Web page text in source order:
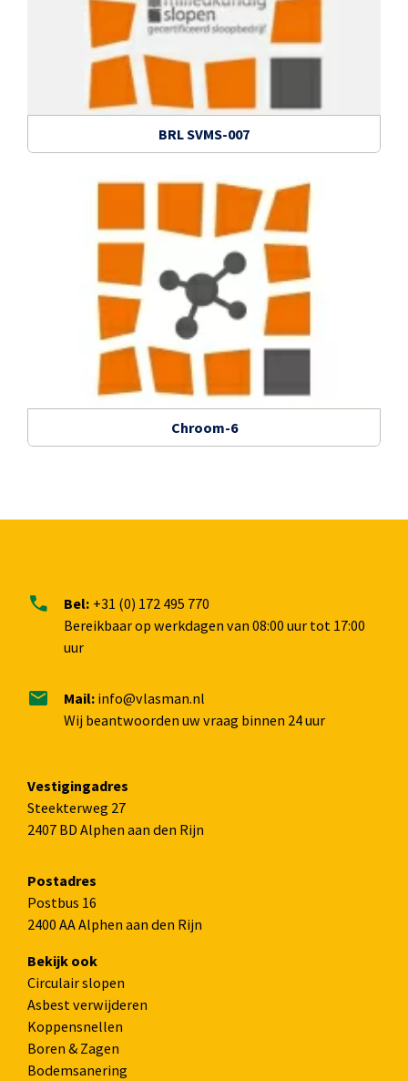
BRL SVMS-007
Chroom-6
Bel: +31 (0) 172 495 770
Bereikbaar op werkdagen van 08:00 uur tot 17:00
uur
Mail: info@vlasman.nl
Wij beantwoorden uw vraag binnen 24 uur
Vestigingadres
Steekterweg 27
2407 BD Alphen aan den Rijn
Postadres
Postbus 16
2400 AA Alphen aan den Rijn
Bekijk ook
Circulair slopen
Asbest verwijderen
Koppensnellen
Boren & Zagen
Bodemsanering